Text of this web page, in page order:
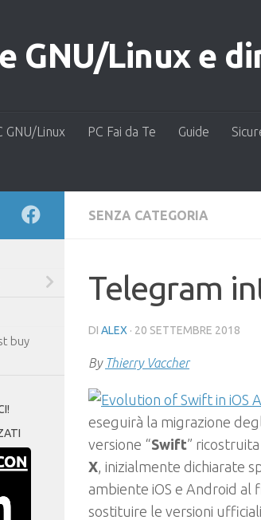
GNU/Linux e
GNU/Linux PC Fai da Te Guide
SENZA CATEGORIA
Telegram
DI ALEX · 20 SETTEMBRE 2018
By Thierry Vaccher
eseguirà la migrazione
versione “Swift”
X, inizialmente dichiarate
ambiente iOS e Android
sostituire le versioni
buy